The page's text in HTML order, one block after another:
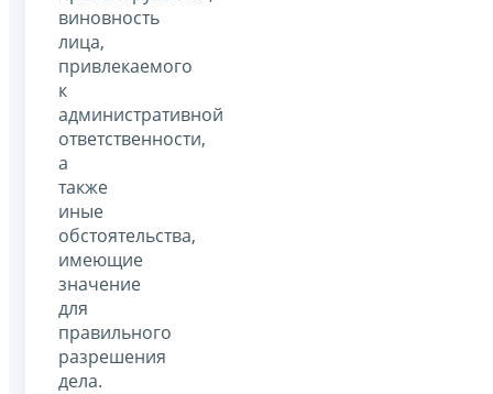
виновность
лица,
привлекаемого
к
административной
ответственности,
а
также
иные
обстоятельства,
имеющие
значение
для
правильного
разрешения
дела.